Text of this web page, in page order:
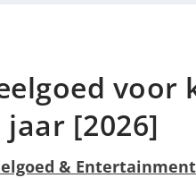
voor
jaar [2026]
& Entertainment